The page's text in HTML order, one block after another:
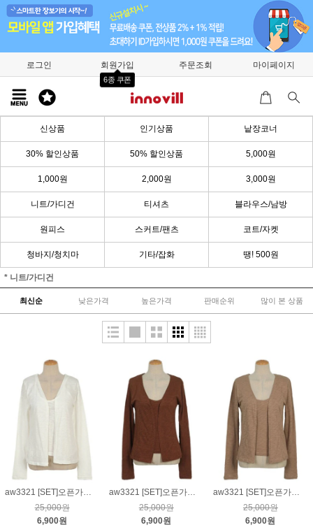
로그인 회원가입
6종 쿠폰
주문조회 마이페이지
신상품 인기상품 낱장코너
30% 할인상품 50% 할인상품 5,000원
1,000원 2,000원 3,000원
니트/가디건 티셔츠 블라우스/남방
원피스 스커트/팬츠 코트/자켓
청바지/청치마 기타/잡화 땡! 500원
* 니트/가디건
최신순 낮은가격 높은가격 판매순위 많이 본 상품
aw3321 [SET]오픈가디건&끈나시_크림
25,000원
6,900원
aw3321 [SET]오픈가디건&끈나시_브라운
25,000원
6,900원
aw3321 [SET]오픈가디건&끈나시_베이지
25,000원
6,900원